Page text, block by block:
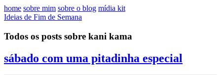
home sobre mim sobre o blog mídia kit
Ideias de Fim de Semana
Todos os posts sobre kani kama
sábado com uma pitadinha especial